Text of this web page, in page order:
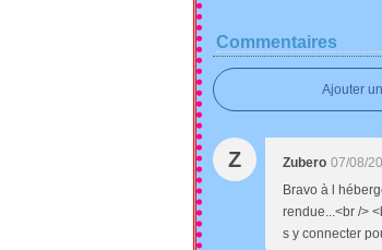
Commentaires
Ajouter
Z Zubero 07/08/
Bravo à l
rendue...<br />
s y connecter